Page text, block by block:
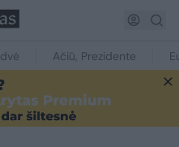
Ačiū, Prezidente